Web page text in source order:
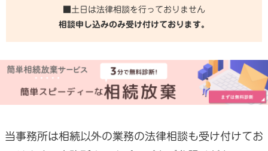
土日は法律相談を行っておりません
相談申し込みのみ受け付けております。
当事務所は相続以外の業務の法律相談も受け付けてお